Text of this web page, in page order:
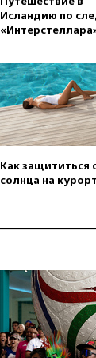
Исландию по
Как защититься
солнца на